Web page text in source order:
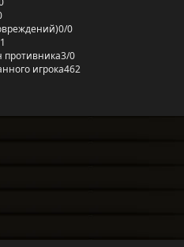
0/0
1
3/0
игрока462